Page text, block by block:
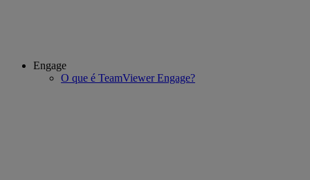
Engage
O que é TeamViewer Engage?